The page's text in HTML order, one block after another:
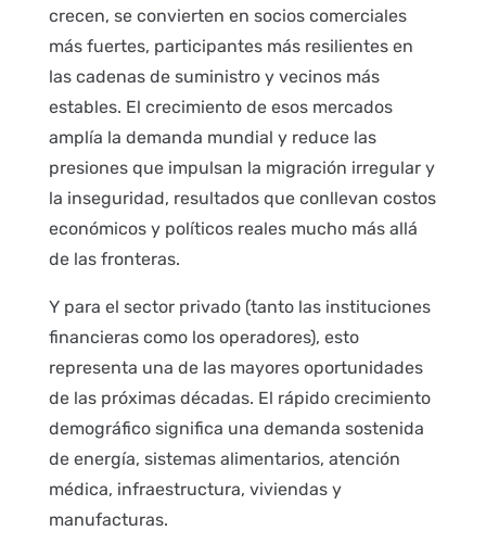
crecen, se convierten en socios comerciales
más fuertes, participantes más resilientes en
las cadenas de suministro y vecinos más
estables. El crecimiento de esos mercados
amplía la demanda mundial y reduce las
presiones que impulsan la migración irregular y
la inseguridad, resultados que conllevan costos
económicos y políticos reales mucho más allá
de las fronteras.
Y para el sector privado (tanto las instituciones
financieras como los operadores), esto
representa una de las mayores oportunidades
de las próximas décadas. El rápido crecimiento
demográfico significa una demanda sostenida
de energía, sistemas alimentarios, atención
médica, infraestructura, viviendas y
manufacturas.